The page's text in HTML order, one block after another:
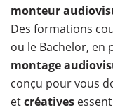
monteur
Des formations
ou le Bachelor, en
montage
conçu pour vous
etcréatives